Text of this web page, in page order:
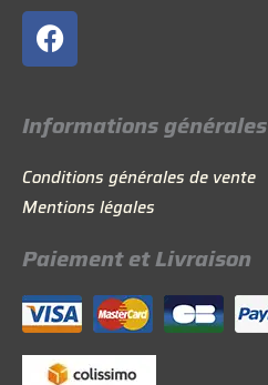
F
a
c
e
b
o
o
k
Informations générales
Conditions générales de vente
Mentions légales
Paiement et Livraison